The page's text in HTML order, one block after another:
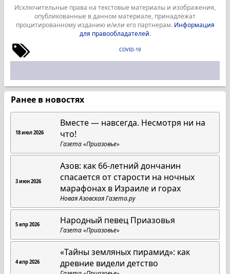
Исключительные права на текстовые материалы и изображения,
опубликованные в данном материале, принадлежат
процитированному изданию и/или его партнерам. Информация
для правообладателей.
COVID-19
Ранее в новостях
18 июл 2026
Вместе — навсегда. Несмотря ни на
что!
Газета «Приазовье»
3 июн 2026
Азов: как 66-летний дончанин
спасается от старости на ночных
марафонах в Израиле и горах
Новая Азовская Газета.ру
5 апр 2026 Народный певец Приазовья
Газета «Приазовье»
4 апр 2026
«Тайны земляных пирамид»: как
древние видели детство